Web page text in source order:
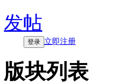
发帖
登录 立即注册
版块列表